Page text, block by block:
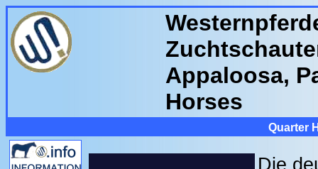
Appaloosa,
Horses
Quarter
Die